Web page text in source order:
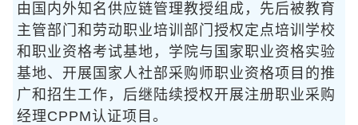
由国内外知名供应链管理教授组成，先后被教育
主管部门和劳动职业培训部门授权定点培训学校
和职业资格考试基地，学院与国家职业资格实验
基地、开展国家人社部采购师职业资格项目的推
广和招生工作，后继陆续授权开展注册职业采购
经理CPPM认证项目。